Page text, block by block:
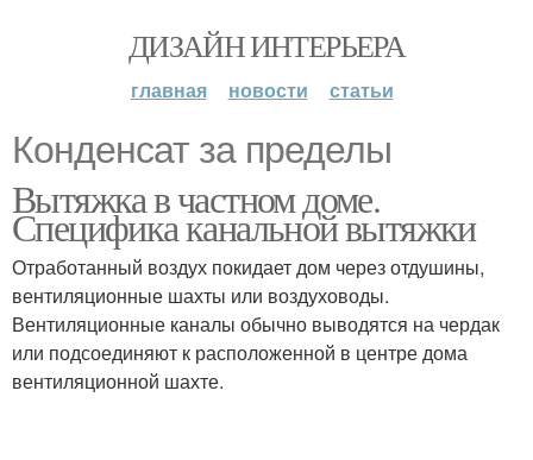
ДИЗАЙН ИНТЕРЬЕРА
главная новости статьи
Конденсат за пределы
Вытяжка в частном доме.
Специфика канальной вытяжки
Отработанный воздух покидает дом через отдушины,
вентиляционные шахты или воздуховоды.
Вентиляционные каналы обычно выводятся на чердак
или подсоединяют к расположенной в центре дома
вентиляционной шахте.